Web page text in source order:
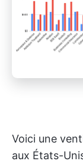
Voici une
aux États-